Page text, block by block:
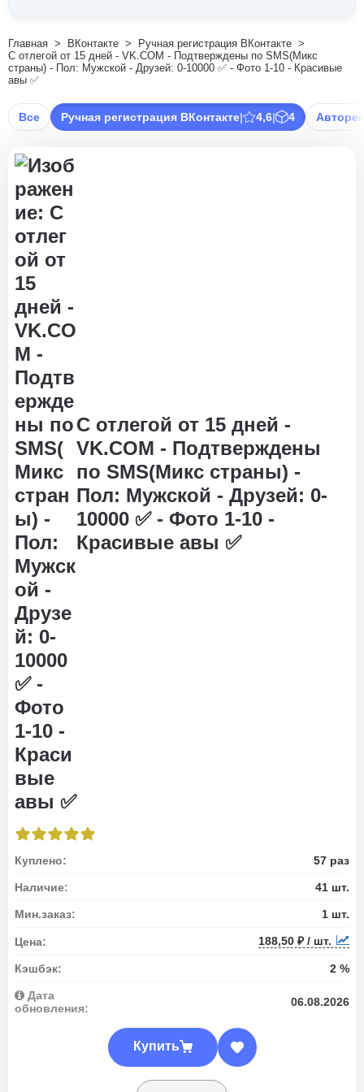
Главная ВКонтакте
Ручная регистрация ВКонтакте
C отлегой от 15 дней - VK.COM - Подтверждены по SMS(Микс
страны) - Пол: Мужской - Друзей: 0-10000 ✅ - Фото 1-10 - Красивые
авы ✅
Все Ручная регистрация ВКонтакте| 4,6| 4
C отлегой от 15 дней -
VK.COM - Подтверждены
по SMS(Микс страны) -
Пол: Мужской - Друзей: 0-
10000 ✅ - Фото 1-10 -
Красивые авы ✅
Куплено: 57 раз
Наличие: 41 шт.
Мин.заказ: 1 шт.
Цена: 188,50 ₽ / шт.
Кэшбэк: 2 %
Дата
обновления:
06.08.2026
Купить